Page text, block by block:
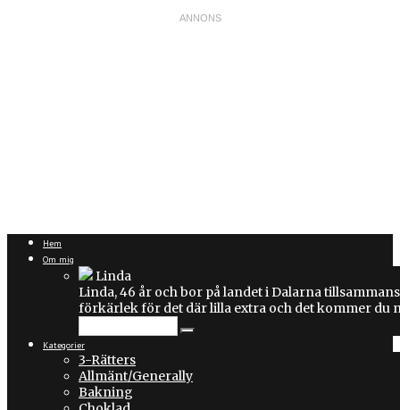
Hem
Om mig
Linda
Linda, 46 år och bor på landet i Dalarna
förkärlek för det där lilla extra och det kommer du
Kategorier
3-Rätters
Allmänt/Generally
Bakning